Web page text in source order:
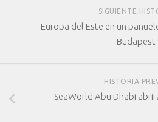
SIGUIENTE
Europa del Este en un
Budapest
HISTORIA
SeaWorld Abu Dhabi